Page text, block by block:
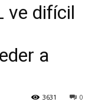
ve difícil
a
0
3631